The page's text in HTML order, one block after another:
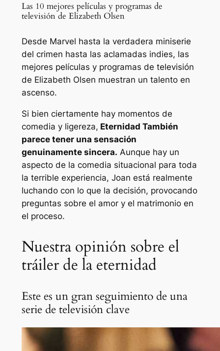
Las 10 mejores películas y programas de
televisión de Elizabeth Olsen
Desde Marvel hasta la verdadera miniserie
del crimen hasta las aclamadas indies, las
mejores películas y programas de televisión
de Elizabeth Olsen muestran un talento en
ascenso.
Si bien ciertamente hay momentos de
comedia y ligereza, Eternidad También
parece tener una sensación
genuinamente sincera. Aunque hay un
aspecto de la comedia situacional para toda
la terrible experiencia, Joan está realmente
luchando con lo que la decisión, provocando
preguntas sobre el amor y el matrimonio en
el proceso.
Nuestra opinión sobre el
tráiler de la eternidad
Este es un gran seguimiento de una
serie de televisión clave